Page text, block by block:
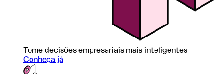
Tome decisões empresariais mais inteligentes
Conheça já